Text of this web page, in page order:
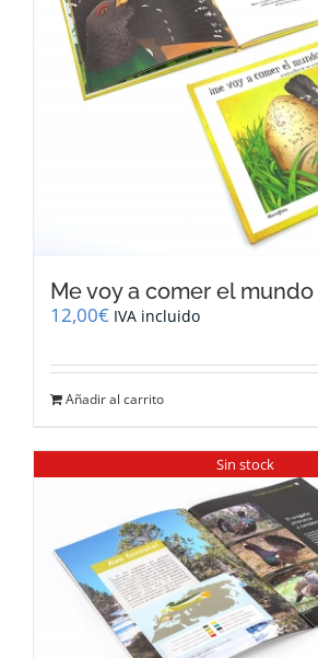
Me voy a comer el mundo
12,00€ IVA incluido
Añadir al carrito
Sin stock